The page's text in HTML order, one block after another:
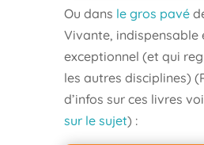
Ou dans le gros pavé
Vivante, indispensable
exceptionnel (et qui
les autres disciplines)
d’infos sur ces livres
sur le sujet) :